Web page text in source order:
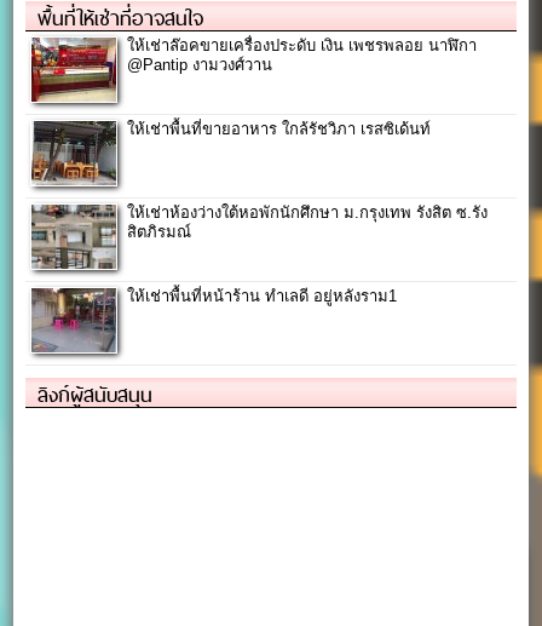
พื้นที่ให้เช่าที่อาจสนใจ
ให้เช่าล๊อคขายเครื่องประดับ เงิน เพชรพลอย นาฬิกา
@Pantip งามวงศ์วาน
ให้เช่าพื้นที่ขายอาหาร ใกล้รัชวิภา เรสซิเด้นท์
ให้เช่าห้องว่างใต้หอพักนักศึกษา ม.กรุงเทพ รังสิต ซ.รัง
สิตภิรมณ์
ให้เช่าพื้นที่หน้าร้าน ทำเลดี อยู่หลังราม1
ลิงก์ผู้สนับสนุน